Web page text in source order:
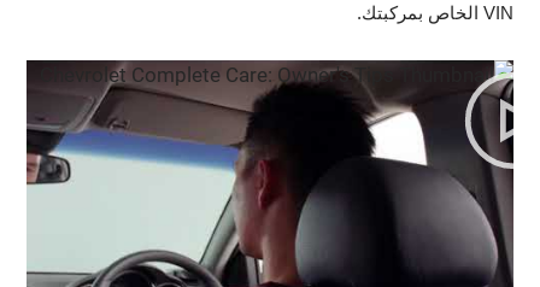
VIN الخاص بمركبتك.